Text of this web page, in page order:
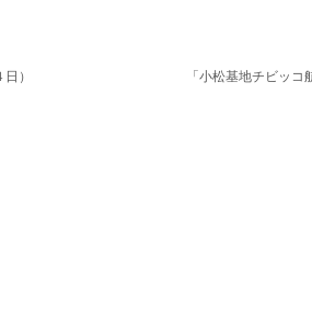
）
「小松基地チビッコ